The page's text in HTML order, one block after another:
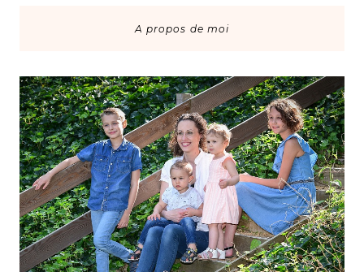
A propos de moi